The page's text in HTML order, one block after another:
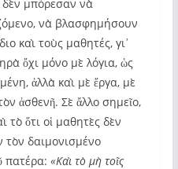
δὲν μπόρεσαν νὰ
νὰ βλασφημήσουν
καὶ τοὺς μαθητές, γι᾽
ὄχι μόνο μὲ λόγια, ὡς
ἀλλὰ καὶ μὲ ἔργα, μὲ
ἀσθενῆ. Σὲ ἄλλο σημεῖο,
τὸ ὅτι οἱ μαθητὲς δὲν
δαιμονισμένο
πατέρα: «Καὶ τὸ μὴ τοῖς